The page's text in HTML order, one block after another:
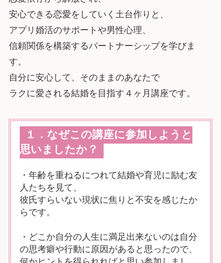
安心できる恋愛をしていく土台作りと、
アプリ婚活のサポートや男性心理、
信頼関係を構築するパートナーシップを学びま
す。
自分に安心して、そのままのあなたで
ラクに愛される結婚を目指す４ヶ月講座です。
１．なぜこの講座に参加しようと
思いましたか？
・年齢を重ねるにつれて結婚や育児に励む友
人たちを見て、
彼氏すらいない現状に焦りと不安を感じたか
らです。
・どこか自分の人生に満足出来ないのは自分
の思考癖や行動に原因があると思ったので、